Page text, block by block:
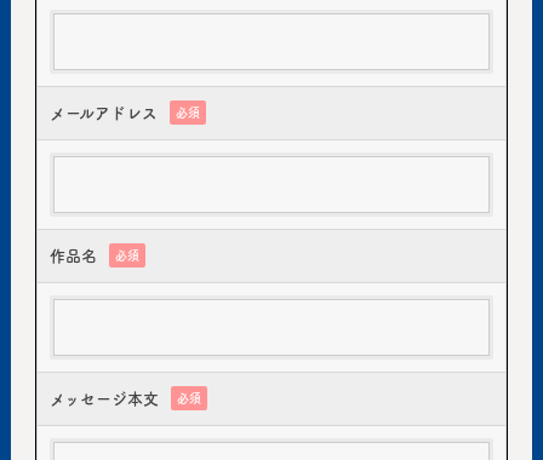
メールアドレス 必須
作品名 必須
メッセージ本文 必須